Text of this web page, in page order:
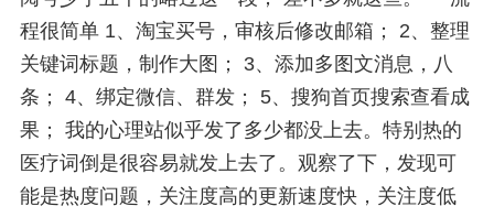
程很简单 1、淘宝买号，审核后修改邮箱； 2、整理
关键词标题，制作大图； 3、添加多图文消息，八
条； 4、绑定微信、群发； 5、搜狗首页搜索查看成
果； 我的心理站似乎发了多少都没上去。特别热的
医疗词倒是很容易就发上去了。观察了下，发现可
能是热度问题，关注度高的更新速度快，关注度低